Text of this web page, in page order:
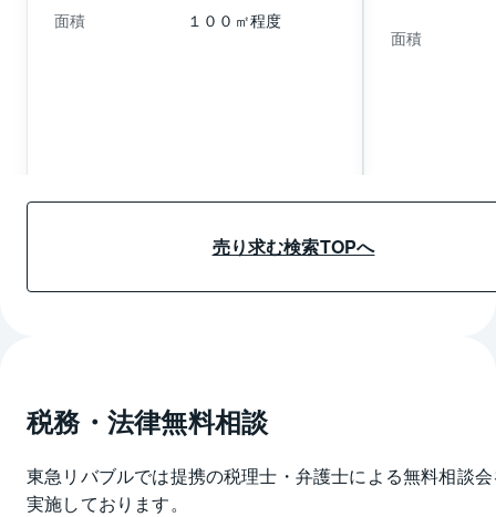
面積 １００㎡程度
面積
売り求む検索TOPへ
税務・法律無料相談
東急リバブルでは提携の税理士・弁護士による無料相談
実施しております。